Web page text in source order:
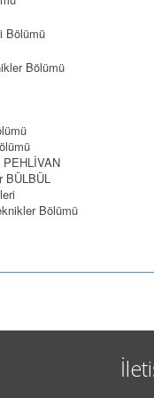
Bölümü
Bölümü
PEHLİVAN
BÜLBÜL
Bölümü